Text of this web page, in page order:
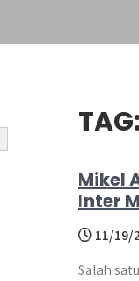
TAG:
Mikel
Inter
11/19/
Salah